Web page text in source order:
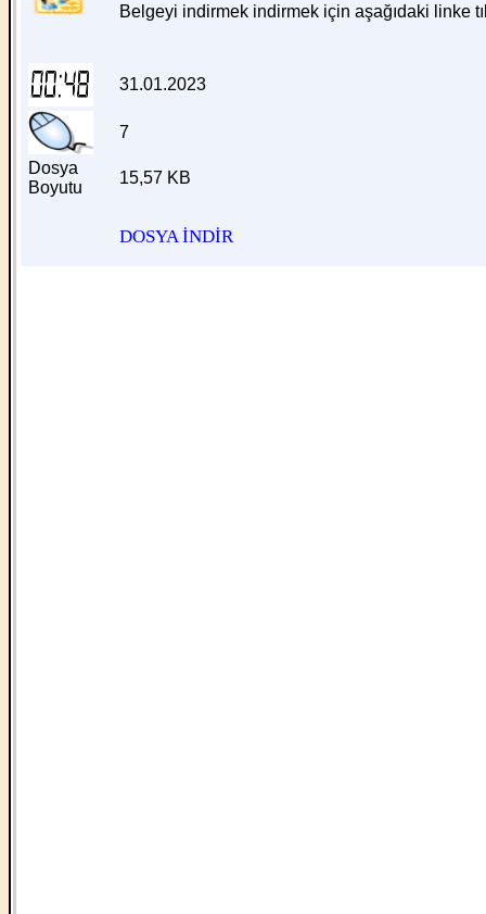
Belgeyi indirmek indirmek için aşağıdaki linke
31.01.2023
7
Dosya
Boyutu
15,57 KB
DOSYA İNDİR